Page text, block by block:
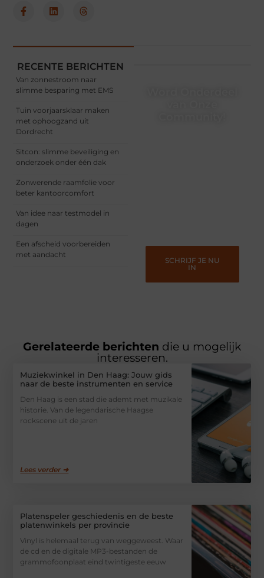
RECENTE BERICHTEN
Van zonnestroom naar
slimme besparing met EMS
Tuin voorjaarsklaar maken
met ophoogzand uit
Dordrecht
Sitcon: slimme beveiliging en
onderzoek onder één dak
Zonwerende raamfolie voor
beter kantoorcomfort
Van idee naar testmodel in
dagen
Een afscheid voorbereiden
met aandacht
SCHRIJF JE NU
IN
Gerelateerde berichten die u mogelijk
interesseren.
Muziekwinkel in Den Haag: Jouw gids
naar de beste instrumenten en service
Den Haag is een stad die ademt met muzikale
historie. Van de legendarische Haagse
rockscene uit de jaren
Lees verder ➜
Platenspeler geschiedenis en de beste
platenwinkels per provincie
Vinyl is helemaal terug van weggeweest. Waar
de cd en de digitale MP3-bestanden de
grammofoonplaat eind twintigeste eeuw